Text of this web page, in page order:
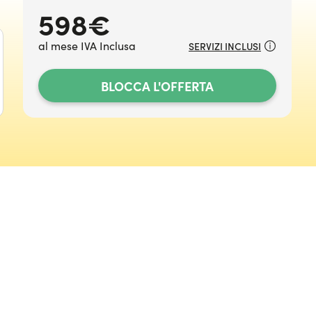
598€
al mese IVA Inclusa
BLOCCA L'OFFERTA
SERVIZI INCLUSI